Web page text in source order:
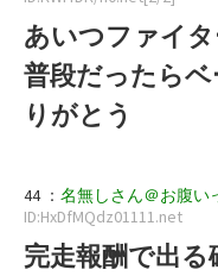
あいつファイ
普段だったら
りがとう
44 ： 名無しさん＠お腹い
ID:HxDfMQdz01111.net
完走報酬で出